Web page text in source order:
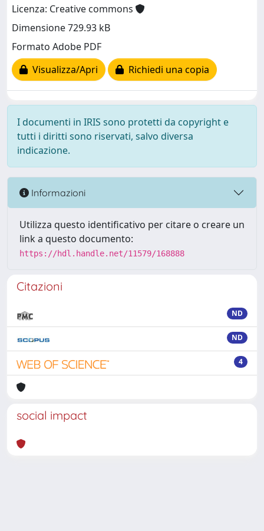
Licenza: Creative commons
Dimensione 729.93 kB
Formato Adobe PDF
Visualizza/Apri
Richiedi una copia
I documenti in IRIS sono protetti da copyright e
tutti i diritti sono riservati, salvo diversa
indicazione.
Informazioni
Utilizza questo identificativo per citare o creare un
link a questo documento:
https://hdl.handle.net/11579/168888
Citazioni
ND
ND
4
social impact